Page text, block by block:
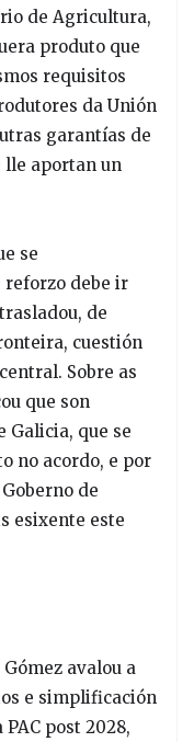
de Agricultura,
produto que
requisitos
da Unión
garantías de
lle aportan un
se
reforzo debe ir
de
cuestión
Sobre as
que son
Galicia, que se
no acordo, e por
de
esixente este
avalou a
e simplificación
post 2028,